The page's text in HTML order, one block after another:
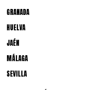
GRANADA
HUELVA
JAÉN
MÁLAGA
SEVILLA